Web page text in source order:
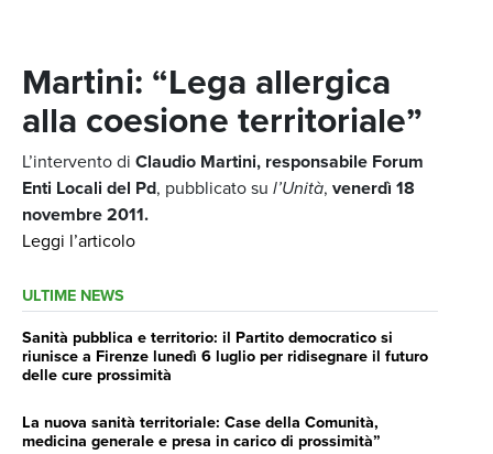
Martini: “Lega allergica
alla coesione territoriale”
L’intervento di Claudio Martini, responsabile Forum
Enti Locali del Pd, pubblicato su l’Unità, venerdì 18
novembre 2011.
Leggi l’articolo
ULTIME NEWS
Sanità pubblica e territorio: il Partito democratico si
riunisce a Firenze lunedì 6 luglio per ridisegnare il futuro
delle cure prossimità
La nuova sanità territoriale: Case della Comunità,
medicina generale e presa in carico di prossimità”